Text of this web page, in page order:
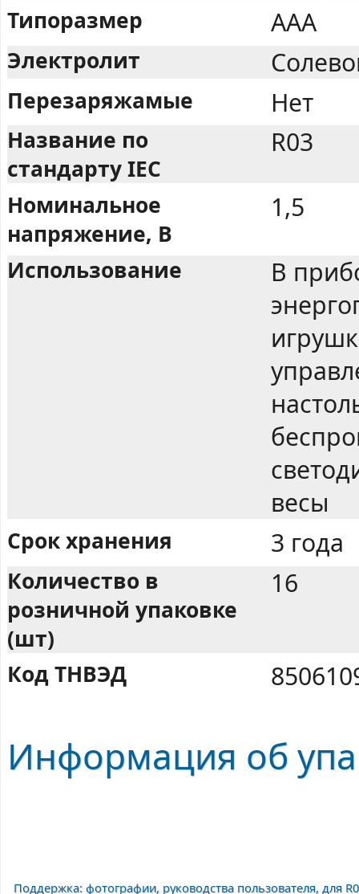
Типоразмер AAA
Электролит
Перезаряжамые Нет
Название по
стандарту IEC
R03
Номинальное
напряжение, В
1,5
Использование
В
весы
Срок хранения 3 года
Количество в
розничной упаковке
(шт)
16
Код ТНВЭД
Информация об
Поддержка: фотографии, руководства пользователя, для